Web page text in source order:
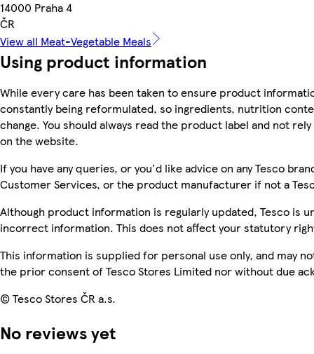
14000 Praha 4
ČR
View all Meat-Vegetable Meals
Using product information
While every care has been taken to ensure product
constantly being reformulated, so ingredients, nutrition
change. You should always read the product label and not
on the website.
If you have any queries, or you'd like advice on any Tesco
Customer Services, or the product manufacturer if not a
Although product information is regularly updated, Tesco is
incorrect information. This does not affect your statutory
This information is supplied for personal use only, and may
the prior consent of Tesco Stores Limited nor without due
© Tesco Stores ČR a.s.
No reviews yet